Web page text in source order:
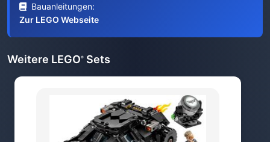
Bauanleitungen:
Zur LEGO Webseite
Weitere LEGO® Sets